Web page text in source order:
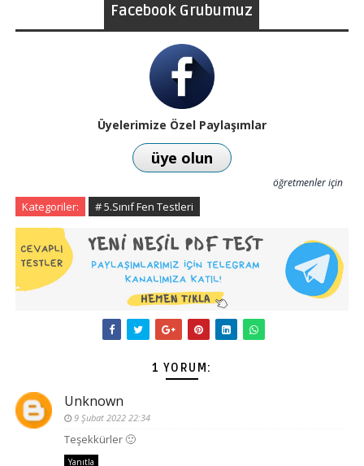
Facebook Grubumuz
Üyelerimize Özel Paylaşımlar
üye olun
öğretmenler için
Kategoriler: # 5.Sınıf Fen Testleri
1 YORUM:
Unknown
9 Şubat 2022 22:34
Teşekkürler 🙂
Yanıtla